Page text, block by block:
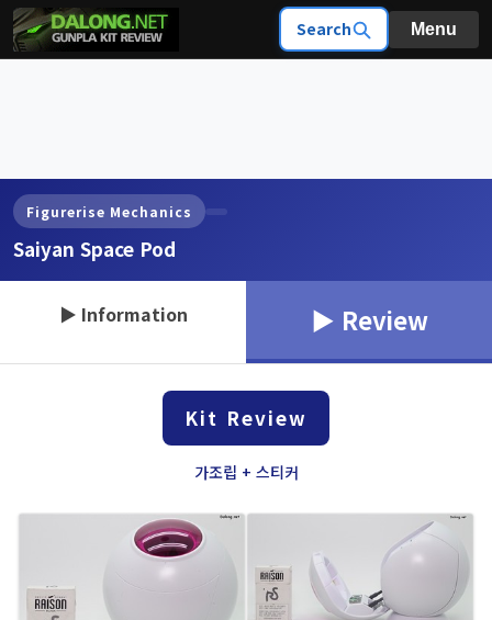
Search Menu
Figurerise Mechanics
Saiyan Space Pod
▶ Information ▶ Review
Kit Review
가조립 + 스티커